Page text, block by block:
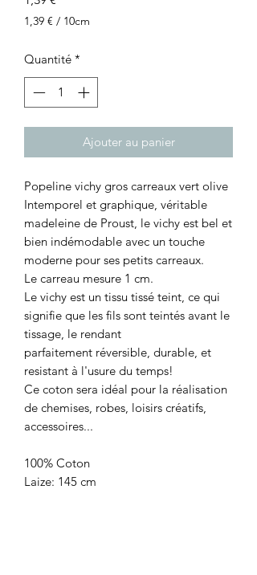
1,39 € / 10cm
10
Centimètres
Quantité *
Ajouter au panier
Popeline vichy gros carreaux vert olive
Intemporel et graphique, véritable
madeleine de Proust, le vichy est bel et
bien indémodable avec un touche
moderne pour ses petits carreaux.
Le carreau mesure 1 cm.
Le vichy est un tissu tissé teint, ce qui
signifie que les fils sont teintés avant le
tissage, le rendant
parfaitement réversible, durable, et
resistant à l'usure du temps!
Ce coton sera idéal pour la réalisation
de chemises, robes, loisirs créatifs,
accessoires...
100% Coton
Laize: 145 cm